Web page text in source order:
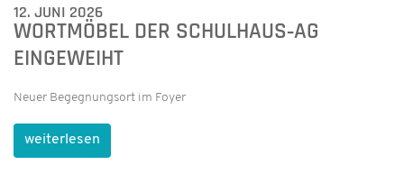
12. JUNI 2026
WORTMÖBEL DER SCHULHAUS‑AG
EINGEWEIHT
Neuer Begegnungsort im Foyer
weiterlesen